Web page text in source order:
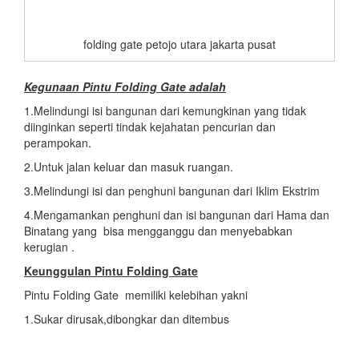
folding gate petojo utara jakarta pusat
Kegunaan Pintu Folding Gate adalah
1.Melindungi isi bangunan dari kemungkinan yang tidak
diinginkan seperti tindak kejahatan pencurian dan
perampokan.
2.Untuk jalan keluar dan masuk ruangan.
3.Melindungi isi dan penghuni bangunan dari Iklim Ekstrim
4.Mengamankan penghuni dan isi bangunan dari Hama dan
Binatang yang bisa mengganggu dan menyebabkan
kerugian .
Keunggulan Pintu Folding Gate
Pintu Folding Gate memiliki kelebihan yakni
1.Sukar dirusak,dibongkar dan ditembus